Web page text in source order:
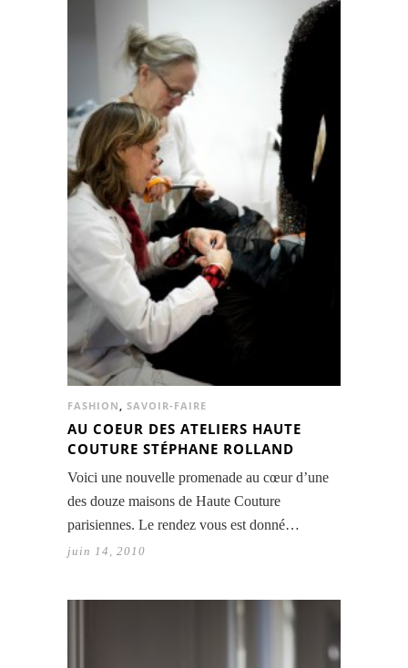
FASHION SAVOIR-FAIRE
AU COEUR DES ATELIERS HAUTE
COUTURE STÉPHANE ROLLAND
Voici une nouvelle promenade au cœur d’une
des douze maisons de Haute Couture
parisiennes. Le rendez vous est donné…
juin 14, 2010